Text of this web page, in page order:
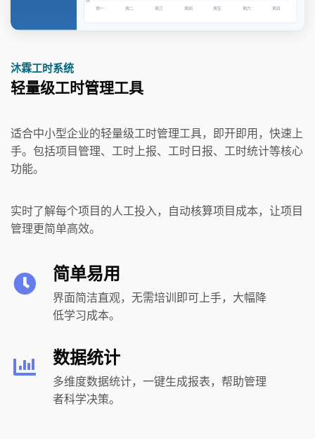
沐霖工时系统
轻量级工时管理工具
适合中小型企业的轻量级工时管理工具，即开即用，快速上
手。包括项目管理、工时上报、工时日报、工时统计等核心
功能。
实时了解每个项目的人工投入，自动核算项目成本，让项目
管理更简单高效。
简单易用
界面简洁直观，无需培训即可上手，大幅降
低学习成本。
数据统计
多维度数据统计，一键生成报表，帮助管理
者科学决策。